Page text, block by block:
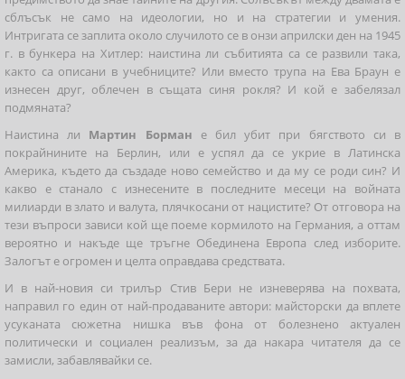
сблъсък не само на идеологии, но и на стратегии и умения.
Интригата се заплита около случилото се в онзи априлски ден на 1945
г. в бункера на Хитлер: наистина ли събитията са се развили така,
както са описани в учебниците? Или вместо трупа на Ева Браун е
изнесен друг, облечен в същата синя рокля? И кой е забелязал
подмяната?
Наистина ли Мартин Борман е бил убит при бягството си в
покрайнините на Берлин, или е успял да се укрие в Латинска
Америка, където да създаде ново семейство и да му се роди син? И
какво е станало с изнесените в последните месеци на войната
милиарди в злато и валута, плячкосани от нацистите? От отговора на
тези въпроси зависи кой ще поеме кормилото на Германия, а оттам
вероятно и накъде ще тръгне Обединена Европа след изборите.
Залогът е огромен и целта оправдава средствата.
И в най-новия си трилър Стив Бери не изневерява на похвата,
направил го един от най-продаваните автори: майсторски да вплете
усуканата сюжетна нишка във фона от болезнено актуален
политически и социален реализъм, за да накара читателя да се
замисли, забавлявайки се.